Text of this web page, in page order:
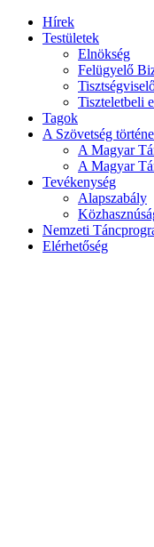
Hírek
Testületek
Elnökség
Felügyelő
Tiszteletbeli
Tagok
A Szövetség
A Magyar
A Magyar
Tevékenység
Alapszabály
Nemzeti
Elérhetőség